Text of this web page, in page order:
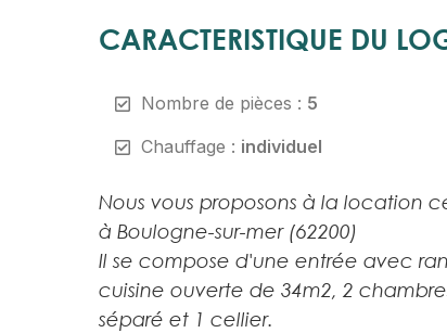
CARACTERISTIQUE DU
Nombre de pièces : 5
Chauffage : individuel
Nous vous proposons à la location
à Boulogne-sur-mer (62200)
Il se compose d'une entrée avec
cuisine ouverte de 34m2, 2
séparé et 1 cellier.